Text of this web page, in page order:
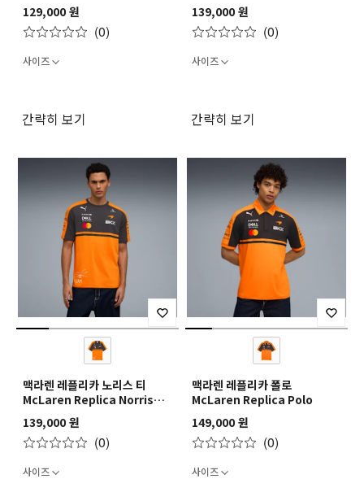
129,000 원
(0)
사이즈
간략히 보기
139,000 원
(0)
사이즈
간략히 보기
맥라렌 레플리카 노리스 티
McLaren Replica Norris
139,000 원
(0)
사이즈
맥라렌 레플리카 폴로
McLaren Replica Polo
149,000 원
(0)
사이즈